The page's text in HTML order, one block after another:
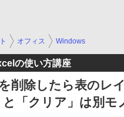
オフィス Windows
の使い方講座
を削除したら表の
「クリア」は別モ